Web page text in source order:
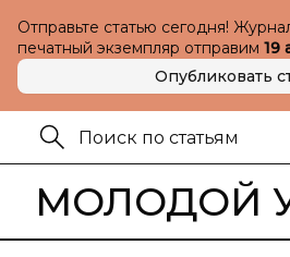
Отправьте статью сегодня!
печатный экземпляр отправим 19
Опубликовать
МОЛОДОЙ